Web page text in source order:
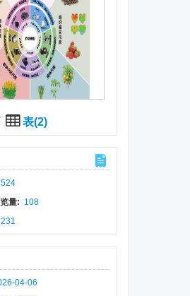
表(2)
524
量: 108
231
04-06